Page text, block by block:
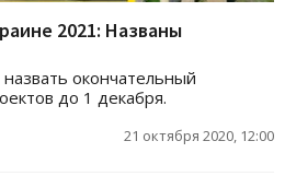
2021: Названы
окончательный
до 1 декабря.
21 октября 2020, 12:00